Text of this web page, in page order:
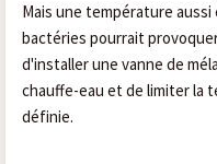
Mais une température
bactéries pourrait
d'installer une vanne de
chauffe-eau et de limiter la
définie.